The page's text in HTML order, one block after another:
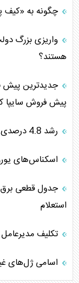
چگونه به «کیف
واریزی بزرگ
هستند؟
پیش فروش سایپا کوییک
رشد 4.8 درصدی قیمت جهانی طلا در معاملات هفته
اسکناس‌های
استعلام
تکلیف
اسامی ژل‌های